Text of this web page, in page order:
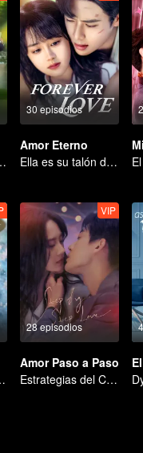
musa blanca de luna
30 episodios
Amor Eterno
Ella es su talón de Aquiles y su armadura.
by fate
28 episodios
VIP
Amor Paso a Paso
Estrategias del Corazón